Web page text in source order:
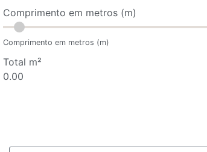
Comprimento em metros (m)
Comprimento em metros (m)
Total m²
0.00